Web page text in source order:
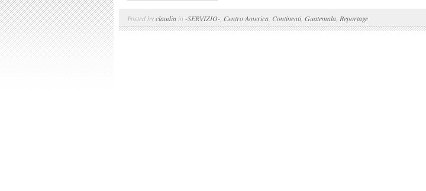
Posted byclaudia in -SERVIZIO- Centro America Continenti, Guatemala Reportage